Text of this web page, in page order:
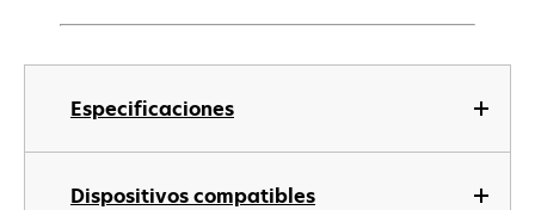
Especificaciones
Dispositivos compatibles